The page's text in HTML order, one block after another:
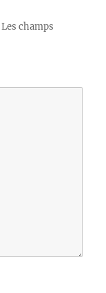
Les champs